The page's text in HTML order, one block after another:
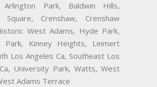
Arlington Park, Baldwin Hills,
Square, Crenshaw, Crenshaw
West Adams, Hyde Park,
Park, Kinney Heights, Leimert
Los Angeles Ca, Southeast Los
University Park, Watts, West
Adams Terrace